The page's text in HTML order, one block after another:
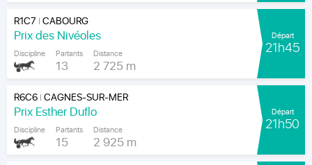
R1C7 |CABOURG
Prix des Nivéoles
Discipline Partants
13
Distance
2 725 m
Départ
21h45
R6C6|CAGNES-SUR-MER
Prix Esther Duflo
Discipline Partants
15
Distance
2 925 m
Départ
21h50